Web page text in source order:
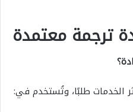
ترجمة معتمدة
الخدمات طلبًا، وتُستخدم في: